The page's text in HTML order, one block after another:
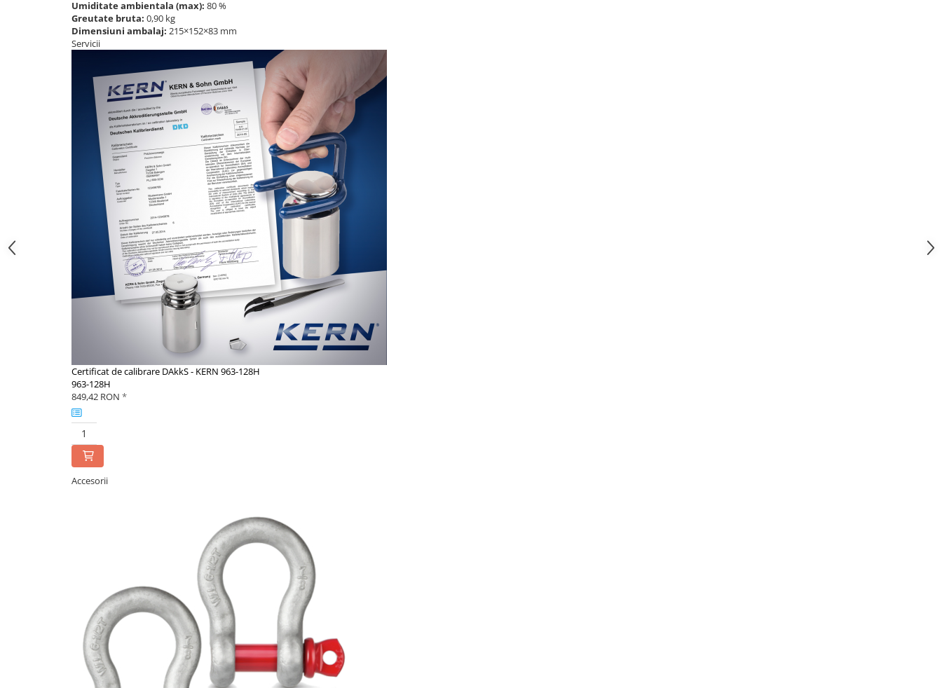
Bare suport (Newtoniene)
Instrumente de masurare
Celule masurare masa
Durometre pentru metale (Leeb)
Durometre pentru metale (UCI)
Durometre pentru plastic (Shore)
Dispozitive de masurare a lungimii
Masurare metrica a lungimii
Masurare forta
Bacuri cu surub
Masurarea fortei - Digital
Masurarea mecanica a fortei
Testere pietre funerare
Masurare cuplu
Masurarea grosimii materialului
Metoda Echo-Echo
Metoda Pulse-Echo
Mediul si siguranta muncii
Masurarea intensitatii luminoase
Umiditate ambientala (max): 80 %
Greutate bruta: 0,90 kg
Dimensiuni ambalaj: 215×152×83 mm
Servicii
Certificat de calibrare DAkkS - KERN 963-128H
963-128H
849,42 RON *
Accesorii